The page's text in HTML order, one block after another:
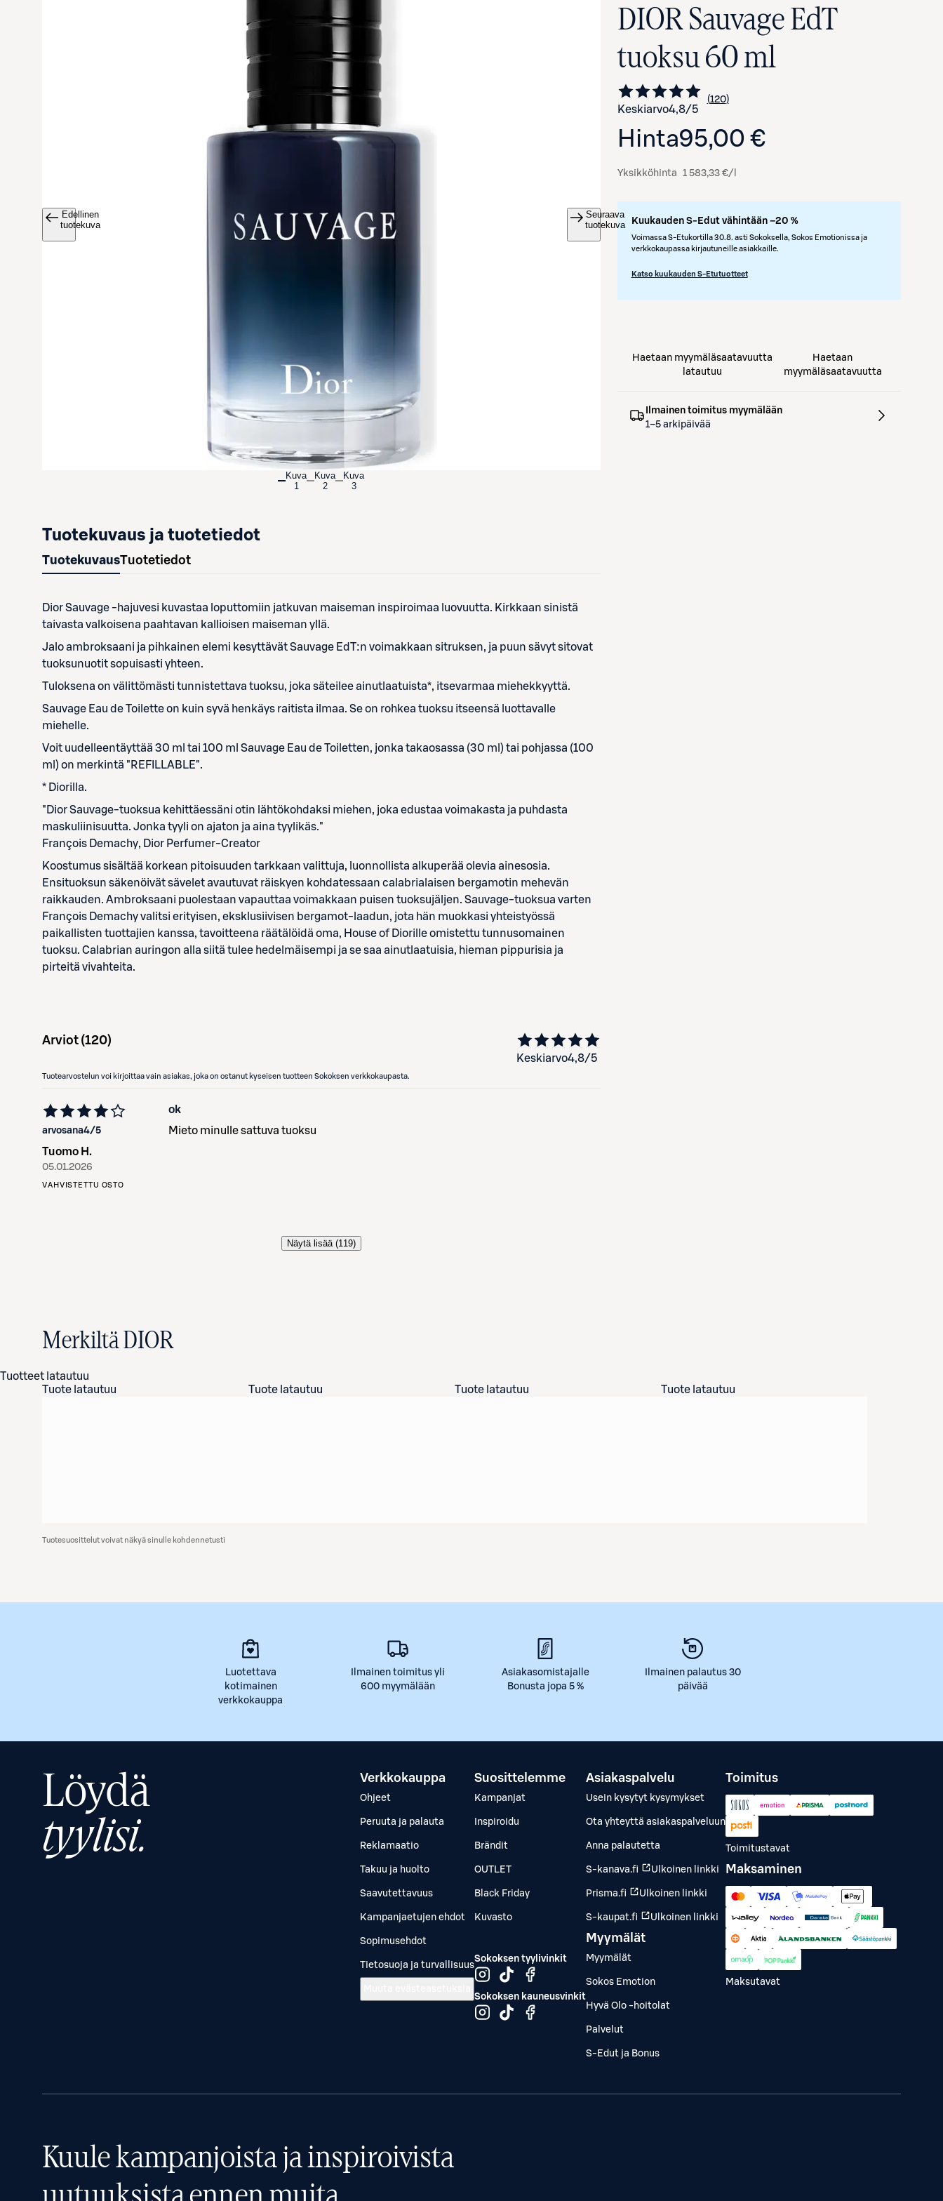
Avaa tuotekuva suurennettuna
Edellinen
tuotekuva
Seuraava
tuotekuva
Kuva
1
Kuva
2
Kuva
3
DIOR Sauvage EdT
tuoksu 60 ml
Keskiarvo4,8/5 Siirry arvioihin
120
kappaletta
Hinta95,00 €
Yksikköhinta 1 583,33 €/l
Kuukauden S-Edut vähintään –20 %
Voimassa S-Etukortilla 30.8. asti Sokoksella, Sokos Emotionissa ja
verkkokaupassa kirjautuneille asiakkaille.
Katso kuukauden S-Etutuotteet
Haetaan myymäläsaatavuutta
latautuu
Haetaan
myymäläsaatavuutta
Ilmainen toimitus myymälään
1–5 arkipäivää
Tuotekuvaus ja tuotetiedot
TuotekuvausTuotetiedot
Dior Sauvage -hajuvesi kuvastaa loputtomiin jatkuvan maiseman inspiroimaa luovuutta. Kirkkaan sinistä
taivasta valkoisena paahtavan kallioisen maiseman yllä.
Jalo ambroksaani ja pihkainen elemi kesyttävät Sauvage EdT:n voimakkaan sitruksen, ja puun sävyt sitovat
tuoksunuotit sopuisasti yhteen.
Tuloksena on välittömästi tunnistettava tuoksu, joka säteilee ainutlaatuista*, itsevarmaa miehekkyyttä.
Sauvage Eau de Toilette on kuin syvä henkäys raitista ilmaa. Se on rohkea tuoksu itseensä luottavalle
miehelle.
Voit uudelleentäyttää 30 ml tai 100 ml Sauvage Eau de Toiletten, jonka takaosassa (30 ml) tai pohjassa (100
ml) on merkintä "REFILLABLE".
* Diorilla.
"Dior Sauvage-tuoksua kehittäessäni otin lähtökohdaksi miehen, joka edustaa voimakasta ja puhdasta
maskuliinisuutta. Jonka tyyli on ajaton ja aina tyylikäs."
François Demachy, Dior Perfumer-Creator
Koostumus sisältää korkean pitoisuuden tarkkaan valittuja, luonnollista alkuperää olevia ainesosia.
Ensituoksun säkenöivät sävelet avautuvat räiskyen kohdatessaan calabrialaisen bergamotin mehevän
raikkauden. Ambroksaani puolestaan vapauttaa voimakkaan puisen tuoksujäljen. Sauvage-tuoksua varten
François Demachy valitsi erityisen, eksklusiivisen bergamot-laadun, jota hän muokkasi yhteistyössä
paikallisten tuottajien kanssa, tavoitteena räätälöidä oma, House of Diorille omistettu tunnusomainen
tuoksu. Calabrian auringon alla siitä tulee hedelmäisempi ja se saa ainutlaatuisia, hieman pippurisia ja
pirteitä vivahteita.
Arviot (120)
Keskiarvo4,8/5
Tuotearvostelun voi kirjoittaa vain asiakas, joka on ostanut kyseisen tuotteen Sokoksen verkkokaupasta.
arvosana4/5
Tuomo H.
05.01.2026
VAHVISTETTU OSTO
ok
Mieto minulle sattuva tuoksu
Näytä lisää (119)
Merkiltä DIOR
Tuotteet latautuu
Tuote latautuu
Tuote latautuu Tuote latautuu Tuote latautuu
Tuotesuosittelut voivat näkyä sinulle kohdennetusti
Luotettava
kotimainen
verkkokauppa
Ilmainen toimitus yli
600 myymälään
Asiakasomistajalle
Bonusta jopa 5 %
Ilmainen palautus 30
päivää
Löydä
tyylisi.
Verkkokauppa
Ohjeet
Peruuta ja palauta
Reklamaatio
Takuu ja huolto
Saavutettavuus
Kampanjaetujen ehdot
Sopimusehdot
Tietosuoja ja turvallisuus
Suosittelemme
Kampanjat
Inspiroidu
Brändit
OUTLET
Black Friday
Kuvasto
Sokoksen tyylivinkit
Sokoksen kauneusvinkit
Asiakaspalvelu
Usein kysytyt kysymykset
Ota yhteyttä asiakaspalveluun
Anna palautetta
S-kanava.fi Ulkoinen linkki
Prisma.fi Ulkoinen linkki
S-kaupat.fi Ulkoinen linkki
Myymälät
Myymälät
Sokos Emotion
Hyvä Olo -hoitolat
Palvelut
S-Edut ja Bonus
Toimitus
Toimitustavat
Maksaminen
Maksutavat
Kuule kampanjoista ja inspiroivista